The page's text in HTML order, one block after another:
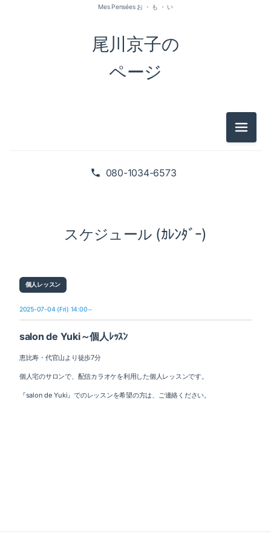
080-1034-6573
尾川京子の
ページ
Mes Pensées お ・ も ・ い
メニュ
スケジュール (ｶﾚﾝﾀﾞｰ)
個人レッスン
2025-07-04 (Fri) 14:00～
salon de Yuki～個人ﾚｯｽﾝ
恵比寿・代官山より徒歩7分
個人宅のサロンで、配信カラオケを利用した個人レッスンです。
『salon de Yuki』でのレッスンを希望の方は、ご連絡ください。